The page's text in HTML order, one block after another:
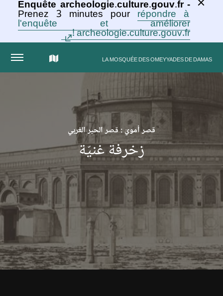
Enquête archeologie.culture.gouv.fr -
Prenez 3 minutes pour répondre à
l'enquête et améliorer
archeologie.culture.gouv.fr !
LA MOSQUÉE DES OMEYYADES DE DAMAS الخريطة
قصر أمويّ : قصر الحير الغربي
زخرفة غنيّة